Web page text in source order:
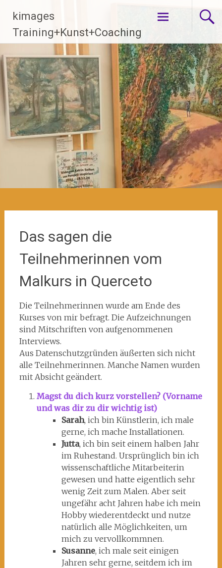
Inhalt
springen
kimages
Training+Kunst+Coaching
Das sagen die
Teilnehmerinnen vom
Malkurs in Querceto
Die Teilnehmerinnen wurde am Ende des
Kurses von mir befragt. Die Aufzeichnungen
sind Mitschriften von aufgenommenen
Interviews.
Aus Datenschutzgründen äußerten sich nicht
alle Teilnehmerinnen. Manche Namen wurden
mit Absicht geändert.
Magst du dich kurz vorstellen? (Vorname
und was dir zu dir wichtig ist)
Sarah, ich bin Künstlerin, ich male
gerne, ich mache Installationen.
Jutta, ich bin seit einem halben Jahr
im Ruhestand. Ursprünglich bin ich
wissenschaftliche Mitarbeiterin
gewesen und hatte eigentlich sehr
wenig Zeit zum Malen. Aber seit
ungefähr acht Jahren habe ich mein
Hobby wiederentdeckt und nutze
natürlich alle Möglichkeiten, um
mich zu vervollkommnen.
Susanne, ich male seit einigen
Jahren sehr gerne, seitdem ich im